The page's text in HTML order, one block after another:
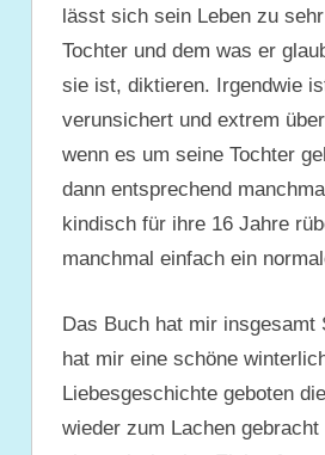
lässt sich sein Leben zu
Tochter und dem was er
sie ist, diktieren. Irgendwie
verunsichert und extrem
wenn es um seine Tochter
dann entsprechend
kindisch für ihre 16 Jahre
manchmal einfach ein
Das Buch hat mir insgesamt
hat mir eine schöne
Liebesgeschichte geboten
wieder zum Lachen